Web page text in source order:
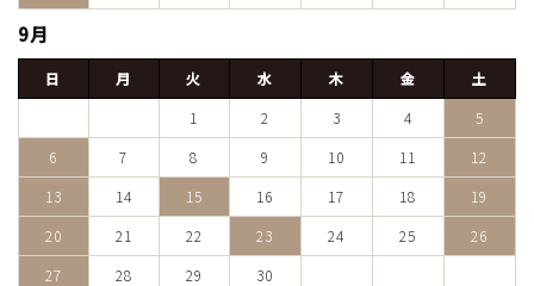
9月
日 月 火 水 木 金
土
1
2 3 4
5
6
7 8 9 10 11
12
13
14 15 16 17 18
19
20
21 22 23 24 25
26
27
28 29 30